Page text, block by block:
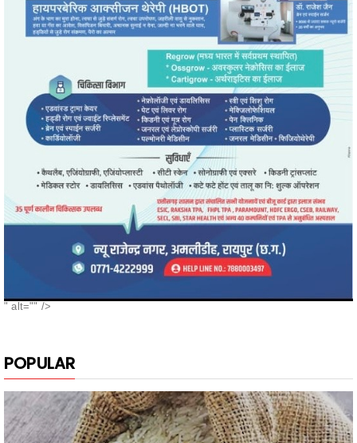
POPULAR